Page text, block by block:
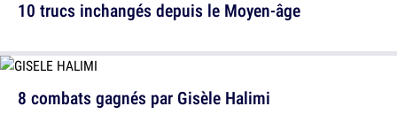
8 combats gagnés par Gisèle Halimi
10 trucs inchangés depuis le Moyen-âge